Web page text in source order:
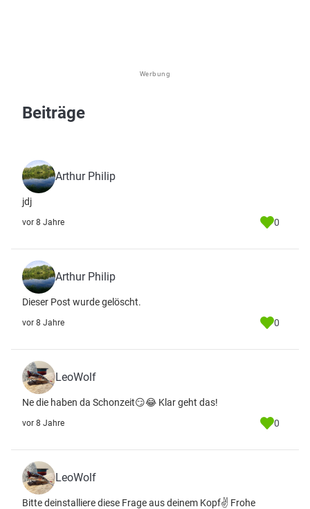
Werbung
Beiträge
Arthur Philip
jdj
vor 8 Jahre 0
Arthur Philip
Dieser Post wurde gelöscht.
vor 8 Jahre 0
LeoWolf
Ne die haben da Schonzeit😏😂 Klar geht das!
vor 8 Jahre 0
LeoWolf
Bitte deinstalliere diese Frage aus deinem Kopf✌ Frohe